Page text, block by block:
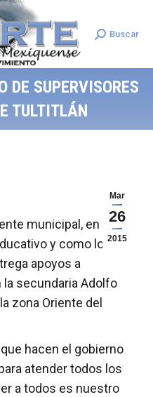
Search:
Buscar
DE SUPERVISORES
TULTITLÁN
Mar
26
2015
municipal, en
y como lo ha
apoyos a
secundaria Adolfo
zona Oriente del
hacen el gobierno
atender todos los
a todos es nuestro